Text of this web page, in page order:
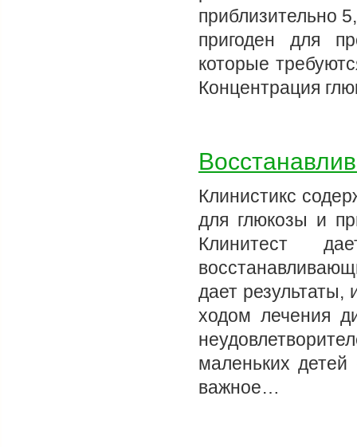
приблизительно
пригоден для
которые
Концентрация
Клинистикс
для глюкозы и
Клинитест
дает
ходом лечения
маленьких детей
важное…